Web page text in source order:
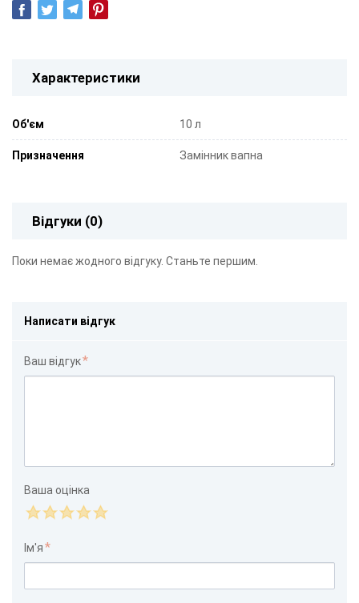
Характеристики
Об'єм 10 л
Призначення Замінник вапна
Відгуки (0)
Поки немає жодного відгуку. Станьте першим.
Написати відгук
Ваш відгук
Ваша оцінка
Ім'я